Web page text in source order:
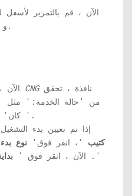
2. الآن ، قم بالتمرير
' و عليه.
3. خصائص عزل مفتاح CNGنافذة ، تحقق
من 'حالة الخدمة:' مثل
كان' '.
إذا تم تعيين بدء
كتيب '، انقر فوق' نوع
'. الآن ، انقر فوق '